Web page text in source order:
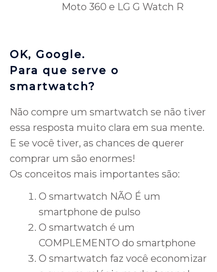
Moto 360 e LG G Watch R
OK, Google.
Para que serve o
smartwatch?
Não compre um smartwatch se não tiver
essa resposta muito clara em sua mente.
E se você tiver, as chances de querer
comprar um são enormes!
Os conceitos mais importantes são:
O smartwatch NÃO É um
smartphone de pulso
O smartwatch é um
COMPLEMENTO do smartphone
O smartwatch faz você economizar